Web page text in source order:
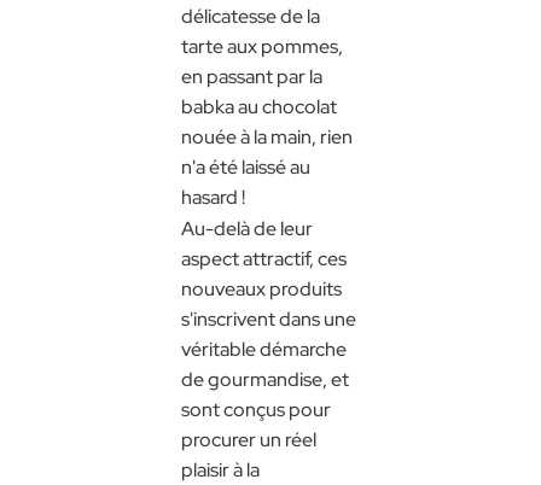
délicatesse de la
tarte aux pommes,
en passant par la
babka au chocolat
nouée à la main, rien
n'a été laissé au
hasard !
Au-delà de leur
aspect attractif, ces
nouveaux produits
s'inscrivent dans une
véritable démarche
de gourmandise, et
sont conçus pour
procurer un réel
plaisir à la